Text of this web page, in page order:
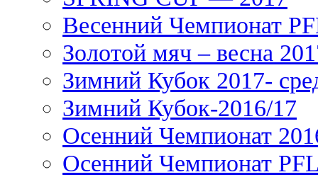
Весенний Чемпионат
Золотой мяч – весна
Зимний Кубок 2017-
Зимний Кубок-2016/17
Осенний Чемпионат
Осенний Чемпионат